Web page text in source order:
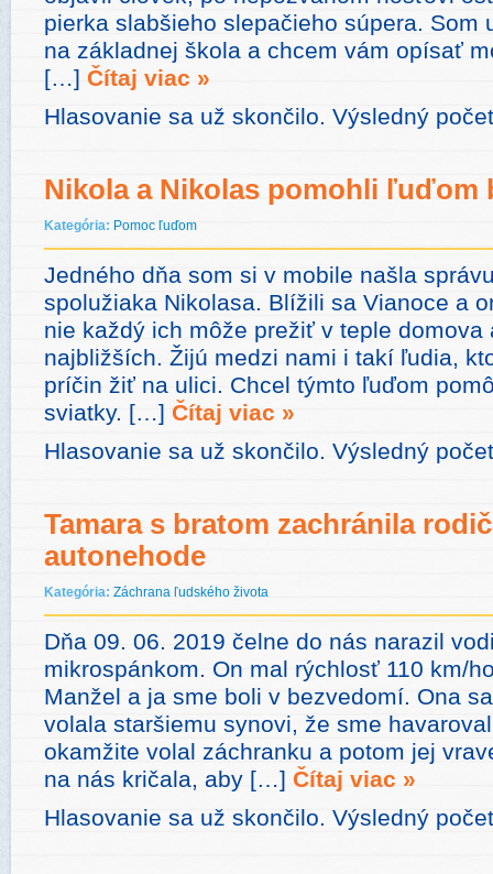
pierka slabšieho slepačieho súpera. Som
na základnej škola a chcem vám opísať
[…] Čítaj viac »
Hlasovanie sa už skončilo. Výsledný
Nikola a Nikolas pomohli ľuďom
Kategória: Pomoc ľuďom
Jedného dňa som si v mobile našla
spolužiaka Nikolasa. Blížili sa Vianoce a
nie každý ich môže prežiť v teple domova
najbližších. Žijú medzi nami i takí ľudia,
príčin žiť na ulici. Chcel týmto ľuďom
sviatky. […] Čítaj viac »
Hlasovanie sa už skončilo. Výsledný
Tamara s bratom zachránila
autonehode
Kategória: Záchrana ľudského života
Dňa 09. 06. 2019 čelne do nás narazil
mikrospánkom. On mal rýchlosť 110 km/
Manžel a ja sme boli v bezvedomí. Ona
volala staršiemu synovi, že sme
okamžite volal záchranku a potom jej
na nás kričala, aby […] Čítaj viac »
Hlasovanie sa už skončilo. Výsledný